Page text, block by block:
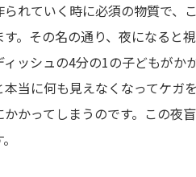
られていく時に必須の物質で、
す。その名の通り、夜になると
ィッシュの4分の1の子どもがか
本当に何も見えなくなってケガ
かかってしまうのです。この夜